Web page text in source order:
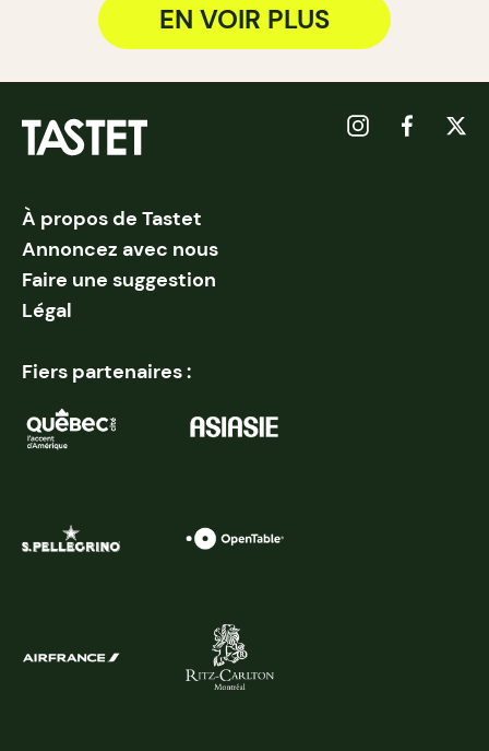
EN VOIR PLUS
À propos de Tastet
Annoncez avec nous
Faire une suggestion
Légal
Fiers partenaires :